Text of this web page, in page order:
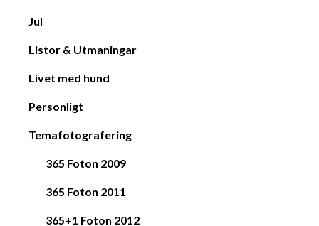
Jul
Listor & Utmaningar
Livet med hund
Personligt
Temafotografering
365 Foton 2009
365 Foton 2011
365+1 Foton 2012